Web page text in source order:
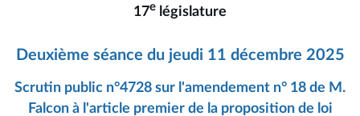
17e législature
Deuxième séance du jeudi 11 décembre 2025
Scrutin public n°4728 sur l'amendement n° 18 de M.
Falcon à l'article premier de la proposition de loi